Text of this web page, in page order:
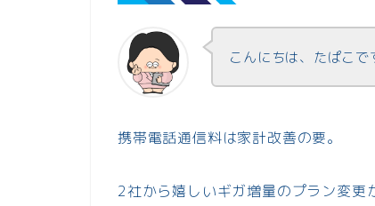
こんにちは、たぱこ
携帯電話通信料は家計改善の要。
2社から嬉しいギガ増量のプラン変更